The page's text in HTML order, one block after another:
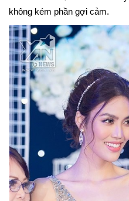
không kém phần gợi cảm.